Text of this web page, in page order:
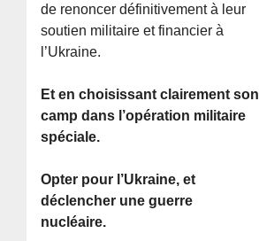
de renoncer définitivement à leur
soutien militaire et financier à
l’Ukraine.
Et en choisissant clairement son
camp dans l’opération militaire
spéciale.
Opter pour l’Ukraine, et
déclencher une guerre
nucléaire.